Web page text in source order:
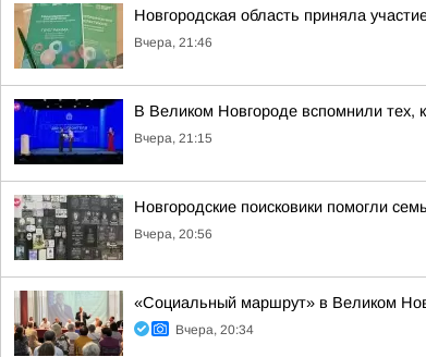
Новгородская область приняла
Вчера, 21:46
В Великом Новгороде вспомнили тех,
Вчера, 21:15
Новгородские поисковики помогли
Вчера, 20:56
«Социальный маршрут» в Великом
Вчера, 20:34